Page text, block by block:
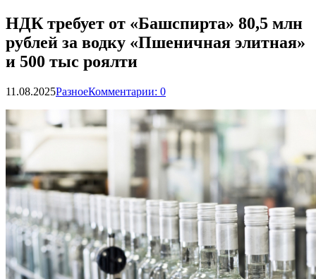
НДК требует от «Башспирта» 80,5 млн
рублей за водку «Пшеничная элитная»
и 500 тыс роялти
11.08.2025РазноеКомментарии: 0